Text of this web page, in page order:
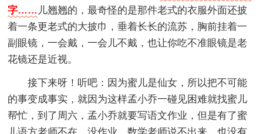
字…… 儿翘翘的，最奇怪的是那件老式的衣服外面还披
着一条更老式的大披巾，垂着长长的流苏，胸前挂着一
副眼镜，一会戴，一会儿不戴，也让你吃不准眼镜是老
花镜还是近视。
接下来呀！听吧：因为蜜儿是仙女，所以把不可能
的事变成事实，就因为这样孟小乔一碰见困难就找蜜儿
帮忙，到了周六，孟小乔就要写语文作业，但是有了蜜